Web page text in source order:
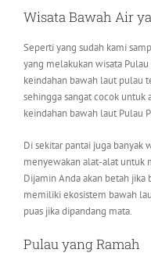
Wisata Bawah Air
Seperti yang sudah kami
yang melakukan wisata
keindahan bawah laut pulau
sehingga sangat cocok
keindahan bawah laut Pulau
Di sekitar pantai juga banyak
menyewakan alat-alat untuk
Dijamin Anda akan betah
memiliki ekosistem bawah
puas jika dipandang mata.
Pulau yang Ramah